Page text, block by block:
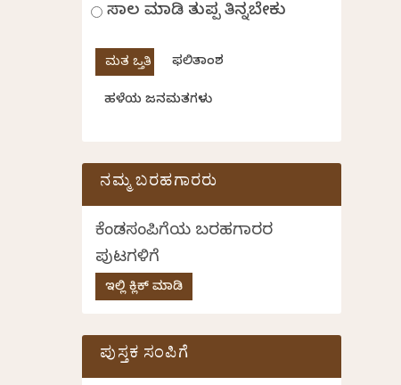
ಸಾಲ ಮಾಡಿ ತುಪ್ಪ ತಿನ್ನಬೇಕು
ಫಲಿತಾಂಶ
ಹಳೆಯ ಜನಮತಗಳು
ನಮ್ಮ ಬರಹಗಾರರು
ಕೆಂಡಸಂಪಿಗೆಯ ಬರಹಗಾರರ
ಪುಟಗಳಿಗೆ
ಇಲ್ಲಿ ಕ್ಲಿಕ್ ಮಾಡಿ
ಪುಸ್ತಕ ಸಂಪಿಗೆ